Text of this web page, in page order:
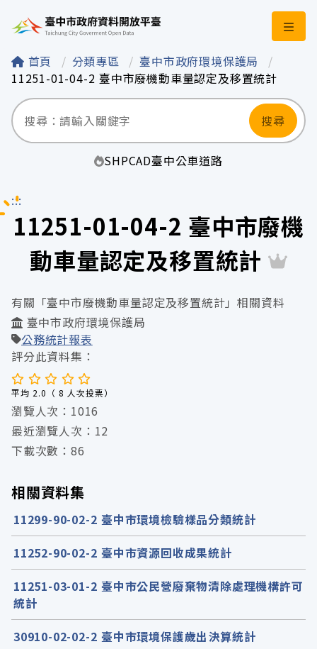
臺中市政府資料開
首頁 分類專區
臺中市政府環境保護局
11251-01-04-2 臺中市廢機動車量認定及移置統計
搜尋
SHPCAD臺中公車道路
:::
11251-01-04-2 臺中市廢機
動車量認定及移置統計
有關「臺中市廢機動車量認定及移置統計」相關資料
臺中市政府環境保護局
公務統計報表
評分此資料集：
平均 2.0（ 8 人次投票）
瀏覽人次：1016
最近瀏覽人次：12
下載次數：86
相關資料集
11299-90-02-2 臺中市環境檢驗樣品分類統計
11252-90-02-2 臺中市資源回收成果統計
11251-03-01-2 臺中市公民營廢棄物清除處理機構許可
統計
30910-02-02-2 臺中市環境保護歲出決算統計